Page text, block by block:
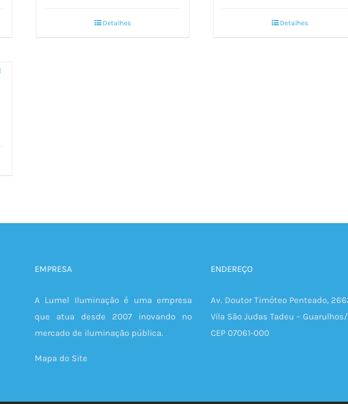
Detalhes Detalhes
EMPRESA
A Lumel Iluminação é uma empresa
que atua desde 2007 inovando no
mercado de iluminação pública.
Mapa do Site
ENDEREÇO
Av. Doutor Timóteo Penteado,
Vila São Judas Tadeu – Guarulhos/
CEP 07061-000